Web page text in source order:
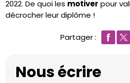
2022. De quoi les motiver pour
décrocher leur diplôme !
Partager :
Nous écrire